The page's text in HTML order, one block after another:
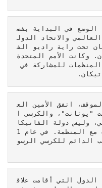
في البداية بفض
والاتحاد الدول
تحت راية راديو الف
قد دعت الدول الأعضاء في هذه المنظمات للمشاركة في
الموقف، اتفق الأمين الع
"يوثانت"، والكرسي ا
وليس دولة الفاتيكا
ن، هو الذي حافظ على العلاقات مع المنظمة. في عام 1
الدائم للكرسي الرسو
التي أقامت علاق